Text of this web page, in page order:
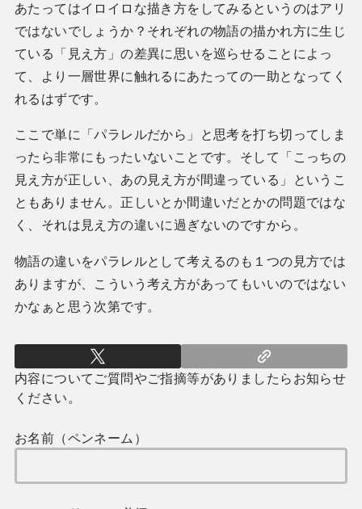
あたってはイロイロな描き方をしてみるというのはアリ
ではないでしょうか？それぞれの物語の描かれ方に生じ
ている「見え方」の差異に思いを巡らせることによっ
て、より一層世界に触れるにあたっての一助となってく
れるはずです。
ここで単に「パラレルだから」と思考を打ち切ってしま
ったら非常にもったいないことです。そして「こっちの
見え方が正しい、あの見え方が間違っている」というこ
ともありません。正しいとか間違いだとかの問題ではな
く、それは見え方の違いに過ぎないのですから。
物語の違いをパラレルとして考えるのも１つの見方では
ありますが、こういう考え方があってもいいのではない
かなぁと思う次第です。
内容についてご質問やご指摘等がありましたらお知らせ
ください。
お名前（ペンネーム）